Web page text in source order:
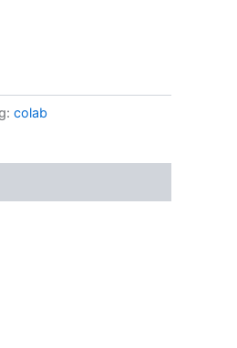
colab